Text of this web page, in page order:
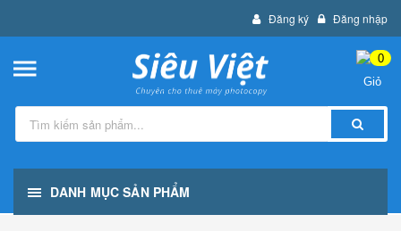
Đăng ký Đăng nhập
0
DANH MỤC SẢN PHẨM